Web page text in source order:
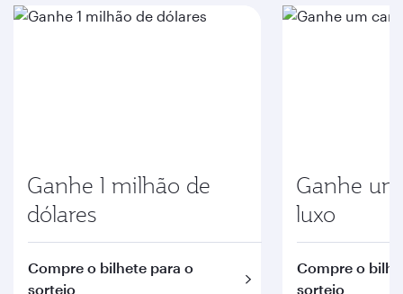
Ganhe 1 milhão de
dólares
Compre o bilhete para o
sorteio
Ganhe
luxo
Compre o
sorteio